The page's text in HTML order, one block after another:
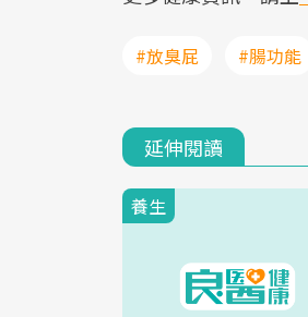
#放臭屁 #腸功能
延伸閱讀
養生